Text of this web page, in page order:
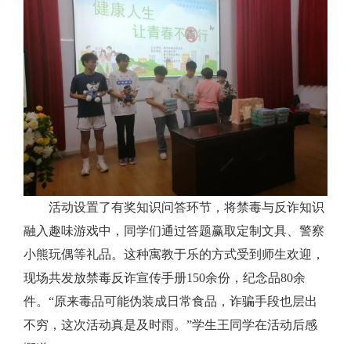
活动设置了有奖知识问答环节，将禁毒与反诈知识
融入趣味游戏中，同学们通过答题赢取定制文具、警察
小熊玩偶等礼品。这种寓教于乐的方式受到师生欢迎，
现场共发放禁毒反诈宣传手册150余份，纪念品80余
件。“原来毒品可能伪装成日常食品，诈骗手段也层出
不穷，这次活动真是及时雨。”学生王同学在活动后感